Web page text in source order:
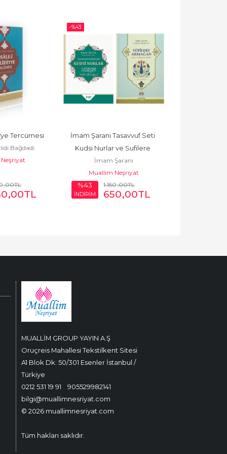
Tercümesi
Bağdadi
,00TL
,00TL
-%43
İmam Şarani Tasavvuf Seti
Kudsi Nurlar ve Sufilere
Armağan Ciltli (2 Kitap)
İmam Şarani
Muallim Neşriyat
%43
İNDİRİM
1.150,00TL
650,00TL
MUALLİM GROUP YAYIN A.Ş
Oruçreis Mahallesi Tekstilkent Sitesi
A1 Blok Dk: 50/301 Esenler İstanbul /
Türkiye
0212 531 19 91
905529982141
bilgi@muallimnesriyat.com
© 2026 muallimnesriyat.com
Tüm hakları saklıdır.